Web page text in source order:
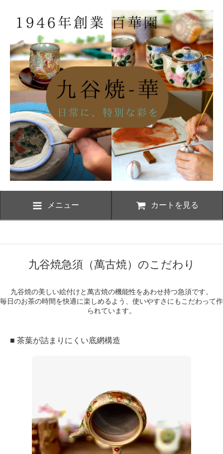
メニュー カートを見る
九谷焼急須（萬古焼）のこだわり
九谷焼の美しい絵付けと萬古焼の機能性をあわせ持つ急須です。
毎日のお茶の時間を快適に楽しめるよう、使いやすさにもこだわって作
られています。
■ 茶葉が詰まりにくい底網構造